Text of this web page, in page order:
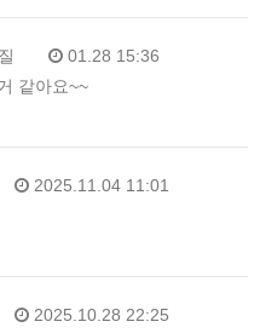
01.28 15:36
같아요~~
2025.11.04 11:01
2025.10.28 22:25